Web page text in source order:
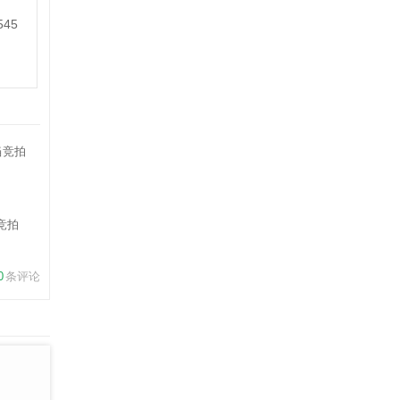
拍
条评论